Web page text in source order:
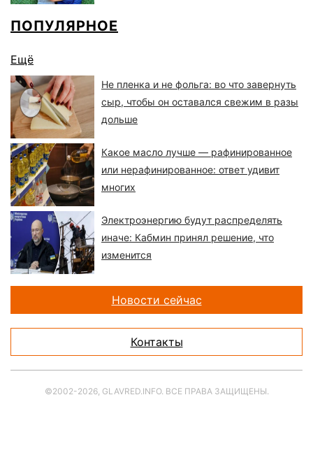
ПОПУЛЯРНОЕ
Ещё
Не пленка и не фольга: во что завернуть
сыр, чтобы он оставался свежим в разы
дольше
Какое масло лучше — рафинированное
или нерафинированное: ответ удивит
многих
Электроэнергию будут распределять
иначе: Кабмин принял решение, что
изменится
Новости сейчас
Контакты
©2002-2026, GLAVRED.INFO. ВСЕ ПРАВА ЗАЩИЩЕНЫ.